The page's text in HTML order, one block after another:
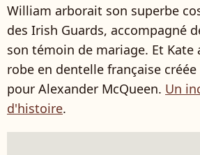
William arborait son superbe
des Irish Guards, accompagné
son témoin de mariage. Et Kate
robe en dentelle française
pour Alexander McQueen. Un
d'histoire.